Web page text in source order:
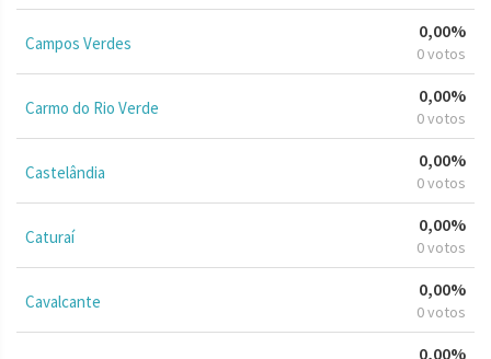
Campos Verdes
0,00%
0 votos
Carmo do Rio Verde
0,00%
0 votos
Castelândia
0,00%
0 votos
Caturaí
0,00%
0 votos
Cavalcante
0,00%
0 votos
0,00%